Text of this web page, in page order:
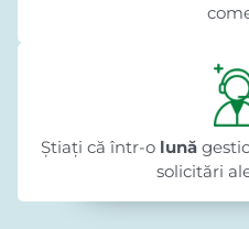
Știați că într-o lună
solicitări